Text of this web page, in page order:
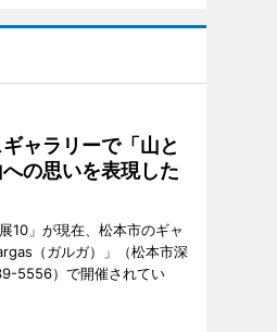
ャラリーで「山と
の思いを表現した
10」が現在、松本市のギャ
（ガルガ）」（松本市深
5556）で開催されてい